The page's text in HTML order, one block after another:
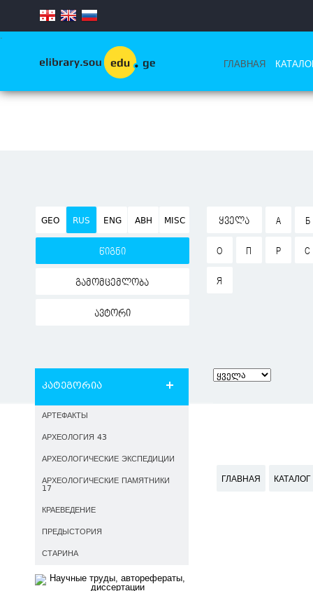
.
ГЛАВНАЯ
GEO RUS ENG ABH MISC
წიგნი
გამომცემლობა
ავტორი
ᲧᲕᲔᲚᲐ А Б
О П Р С
Я
კატეგორია
АРТЕФАКТЫ
АРХЕОЛОГИЯ 43
АРХЕОЛОГИЧЕСКИЕ ЭКСПЕДИЦИИ
АРХЕОЛОГИЧЕСКИЕ ПАМЯТНИКИ
17
КРАЕВЕДЕНИЕ
ПРЕДЫСТОРИЯ
СТАРИНА
ГЛАВНАЯ